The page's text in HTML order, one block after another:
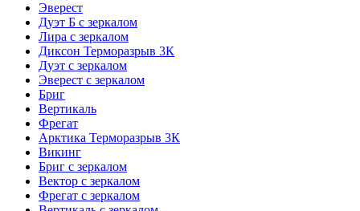
Эверест
Дуэт Б с зеркалом
Лира с зеркалом
Диксон Терморазрыв 3К
Дуэт с зеркалом
Эверест с зеркалом
Бриг
Вертикаль
Фрегат
Арктика Терморазрыв 3К
Викинг
Бриг с зеркалом
Вектор с зеркалом
Фрегат с зеркалом